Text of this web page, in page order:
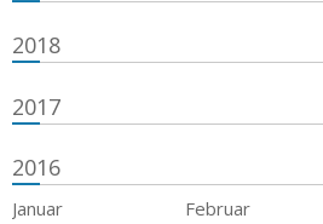
2018
2017
2016
Januar Februar